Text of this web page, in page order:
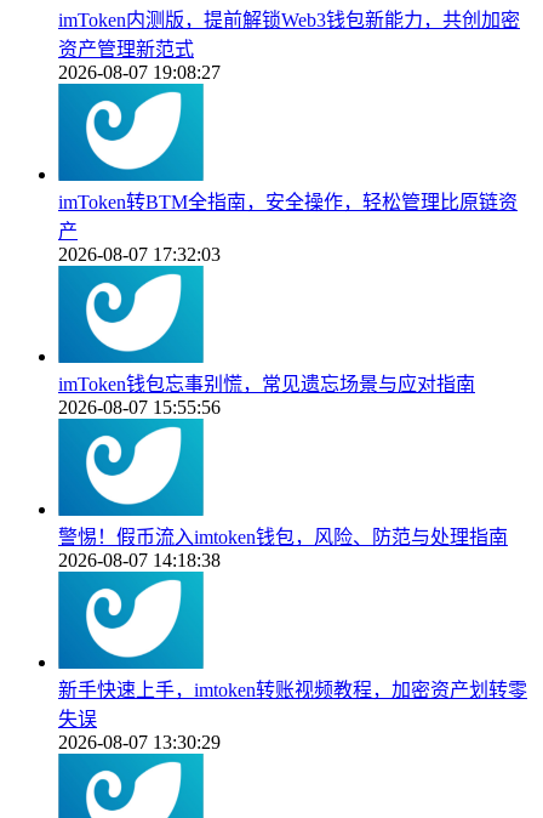
imToken内测版，提前解锁Web3钱包新能力，共创加密
资产管理新范式
2026-08-07 19:08:27
imToken转BTM全指南，安全操作，轻松管理比原链资
产
2026-08-07 17:32:03
imToken钱包忘事别慌，常见遗忘场景与应对指南
2026-08-07 15:55:56
警惕！假币流入imtoken钱包，风险、防范与处理指南
2026-08-07 14:18:38
新手快速上手，imtoken转账视频教程，加密资产划转零
失误
2026-08-07 13:30:29